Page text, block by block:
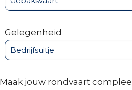
Gelegenheid
Maak jouw rondvaart